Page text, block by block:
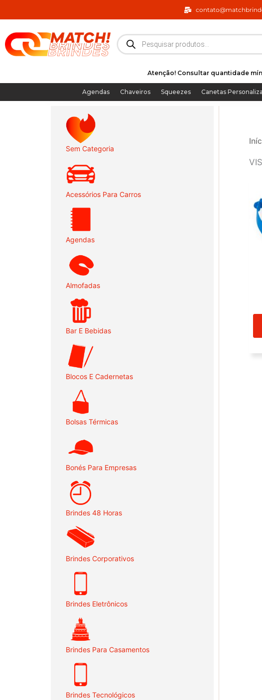
para
conteúdo
Pesquisar
produtos
Atenção! Consultar quantidade
Agendas Chaveiros Squeezes Canetas
Sem Categoria
Acessórios Para Carros
Agendas
Almofadas
Bar E Bebidas
Blocos E Cadernetas
Bolsas Térmicas
Bonés Para Empresas
Brindes 48 Horas
Brindes Corporativos
Brindes Eletrônicos
Brindes Para Casamentos
Brindes Tecnológicos